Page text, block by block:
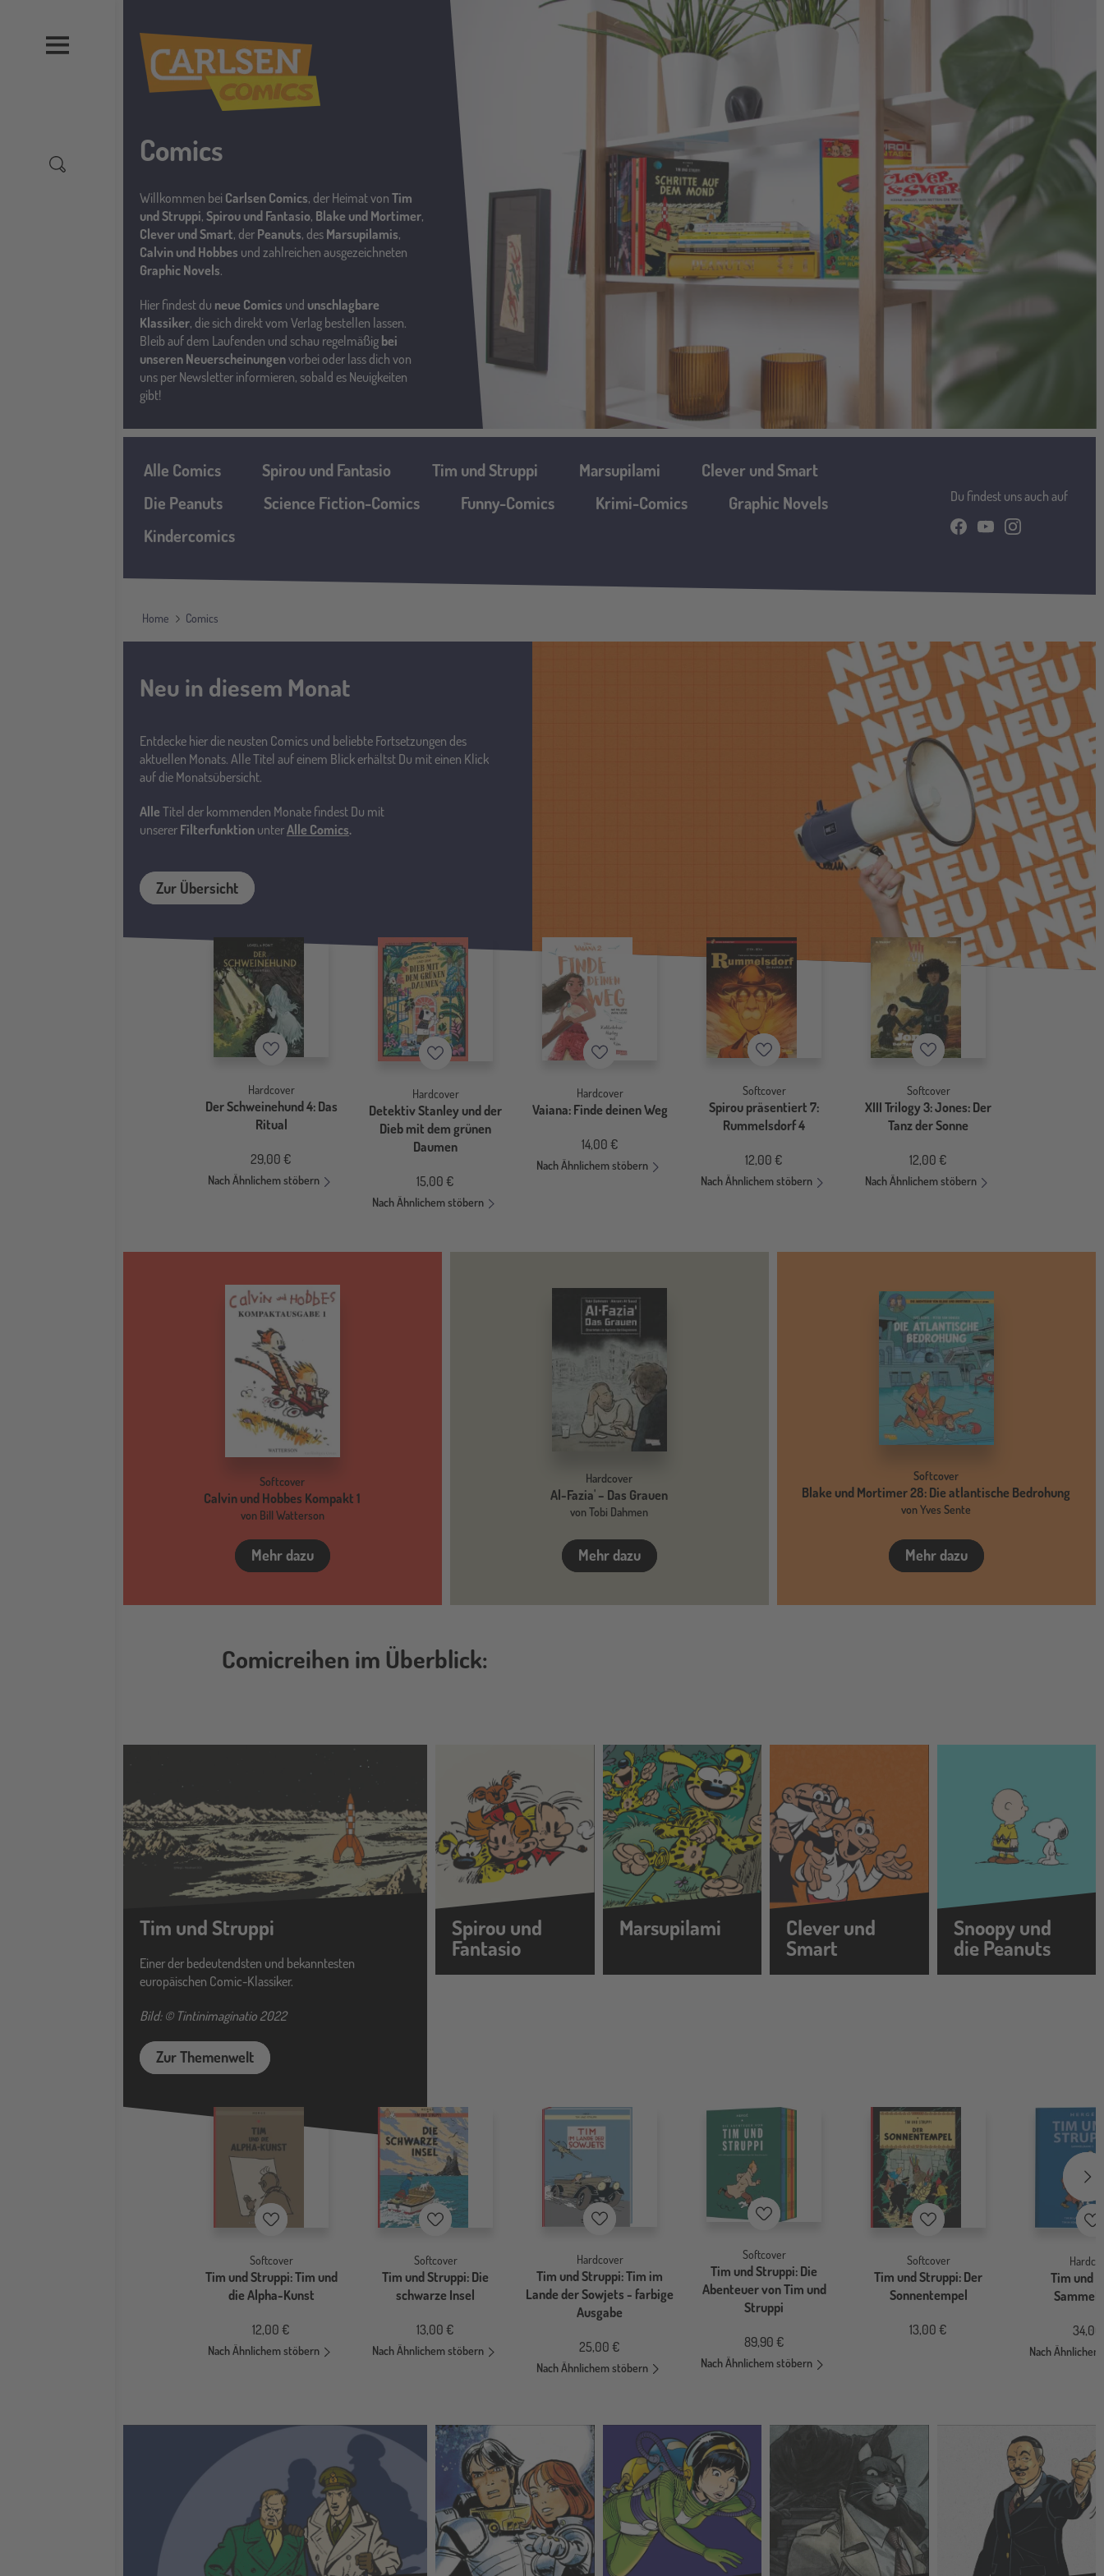
Comics
Willkommen bei Carlsen Comics, der Heimat von Tim
und Struppi, Spirou und Fantasio, Blake und Mortimer,
Clever und Smart, der Peanuts, des Marsupilamis,
Calvin und Hobbes und zahlreichen ausgezeichneten
Graphic Novels.
Hier findest du neue Comics und unschlagbare
Klassiker, die sich direkt vom Verlag bestellen lassen.
Bleib auf dem Laufenden und schau regelmäßig bei
unseren Neuerscheinungenvorbei oder lass dich von
uns per Newsletter informieren, sobald es Neuigkeiten
gibt!
Alle Comics Spirou und Fantasio Tim und Struppi Marsupilami
Clever und Smart
Die Peanuts
Science Fiction-Comics Funny-Comics Krimi-Comics
Graphic Novels
Kindercomics
Du findest uns auch auf
facebook
youtubeinstagram
Home Comics
Neu in diesem Monat
Entdecke hier die neusten Comics und beliebte Fortsetzungen des
aktuellen Monats. Alle Titel auf einem Blick erhältst Du mit einen Klick
auf die Monatsübersicht.
Alle Titel der kommenden Monate findest Du mit
unserer Filterfunktion unterAlle Comics.
Zur Übersicht
Merkzettel
Hardcover
Der Schweinehund 4: Das
Ritual
29,00 €
Nach Ähnlichem stöbern
Merkzettel
Hardcover
Detektiv Stanley und der
Dieb mit dem grünen
Daumen
15,00 €
Nach Ähnlichem stöbern
Merkzettel
Hardcover
Vaiana: Finde deinen Weg
14,00 €
Nach Ähnlichem stöbern
Merkzettel
Softcover
Spirou präsentiert 7:
Rummelsdorf 4
12,00 €
Nach Ähnlichem stöbern
Merkzettel
Softcover
XIII Trilogy 3: Jones: Der
Tanz der Sonne
12,00 €
Nach Ähnlichem stöbern
Softcover
Calvin und Hobbes Kompakt 1
von Bill Watterson
Mehr dazu
Hardcover
Al-Fazia' – Das Grauen
von Tobi Dahmen
Mehr dazu
Softcover
Blake und Mortimer 28: Die atlantische Bedrohung
von Yves Sente
Mehr dazu
Comicreihen im Überblick:
Tim und Struppi
Einer der bedeutendsten und bekanntesten
europäischen Comic-Klassiker.
Bild: © Tintinimaginatio 2022
Zur Themenwelt
Merkzettel
Softcover
Tim und Struppi: Tim und
die Alpha-Kunst
12,00 €
Nach Ähnlichem stöbern
Merkzettel
Softcover
Tim und Struppi: Die
schwarze Insel
13,00 €
Nach Ähnlichem stöbern
Merkzettel
Hardcover
Tim und Struppi: Tim im
Lande der Sowjets - farbige
Ausgabe
25,00 €
Nach Ähnlichem stöbern
Merkzettel
Softcover
Tim und Struppi: Die
Abenteuer von Tim und
Struppi
89,90 €
Nach Ähnlichem stöbern
Merkzettel
Softcover
Tim und Struppi: Der
Sonnentempel
13,00 €
Tim und
Nach
Spirou und
Fantasio
Marsupilami Clever und
Smart
Snoopy und
die Peanuts